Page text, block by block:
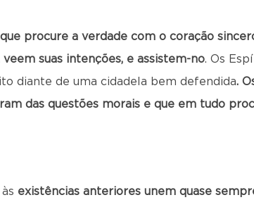
procure a verdade com o coração
suas intenções, e assistem-no. Os
diante de uma cidadela bem defendida.
das questões morais e que em tudo
existências anteriores unem quase